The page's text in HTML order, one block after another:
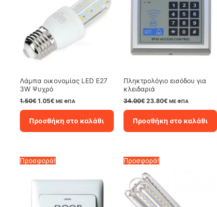
Λάμπα oικονομίας LED E27
3W Ψυχρό
1.50€ Original
price
1.50€.
1.05€Η
τρέχουσα
είναι:
1.05€.
ΜΕ ΦΠΑ
Προσθήκη στο καλάθι
Πληκτρολόγιο εισόδου για
κλειδαριά
34.00€ Original
price
34.00€.
23.80€Η
τρέχουσα
είναι:
23.80€.
ΜΕ ΦΠΑ
Προσθήκη στο καλάθι
Προσφορά! Προσφορά!